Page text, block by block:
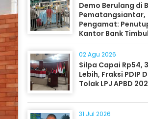
Demo Berulang di
Pematangsiantar,
Pengamat:
Kantor Bank
Ekonomi bagi
02 Agu 2026
Silpa Capai Rp54,
Lebih, Fraksi PDIP
Tolak LPJ APBD
31 Jul 2026